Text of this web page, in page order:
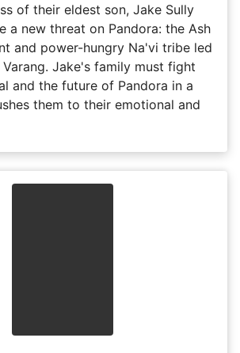
of their eldest son, Jake Sully
a new threat on Pandora: the Ash
and power-hungry Na'vi tribe led
Jake's family must fight
and the future of Pandora in a
them to their emotional and